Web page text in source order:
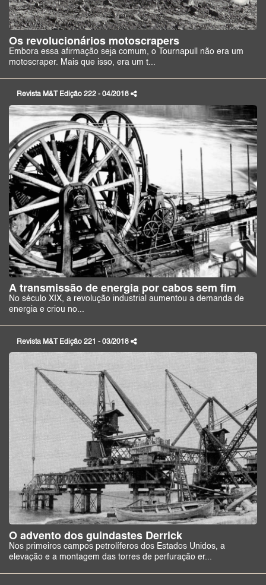
Os revolucionários motoscrapers
Embora essa afirmação seja comum, o Tournapull não era um
motoscraper. Mais que isso, era um t...
Revista M&T Edição 222 - 04/2018
A transmissão de energia por cabos sem fim
No século XIX, a revolução industrial aumentou a demanda de
energia e criou no...
Revista M&T Edição 221 - 03/2018
O advento dos guindastes Derrick
Nos primeiros campos petrolíferos dos Estados Unidos, a
elevação e a montagem das torres de perfuração er...